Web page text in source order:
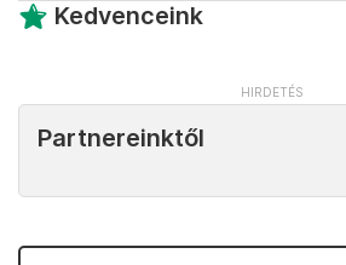
Kedvenceink
Partnereinktől